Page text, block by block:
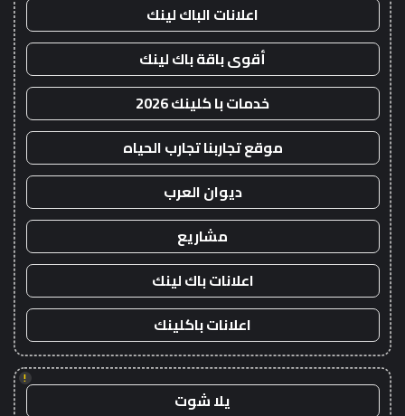
اعلانات الباك لينك
أقوى باقة باك لينك
خدمات با كلينك 2026
موقع تجاربنا تجارب الحياه
ديوان العرب
مشاريع
اعلانات باك لينك
اعلانات باكلينك
!
يلا شوت